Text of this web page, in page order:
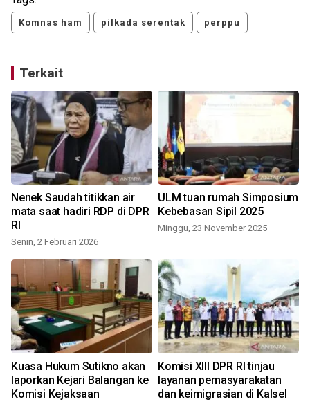
Komnas ham pilkada serentak perppu
Terkait
Nenek Saudah titikkan air
mata saat hadiri RDP di DPR
RI
Senin, 2 Februari 2026
ULM tuan rumah Simposium
Kebebasan Sipil 2025
Minggu, 23 November 2025
Kuasa Hukum Sutikno akan
laporkan Kejari Balangan ke
Komisi Kejaksaan
Komisi XIII DPR RI tinjau
layanan pemasyarakatan
dan keimigrasian di Kalsel